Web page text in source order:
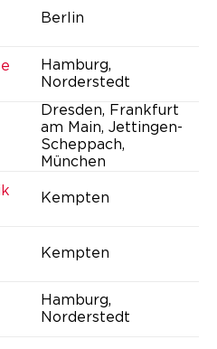
Berlin
Hamburg,
Norderstedt
Dresden, Frankfurt
am Main, Jettingen-
Scheppach,
München
Kempten
Kempten
Hamburg,
Norderstedt